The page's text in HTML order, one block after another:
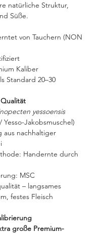
natürliche Struktur,
Süße.
von Tauchern (NON
Kaliber
Standard 20–30
yessoensis
Yesso-Jakobsmuschel)
aus nachhaltiger
Handernte durch
MSC
– langsames
festes Fleisch
große Premium-